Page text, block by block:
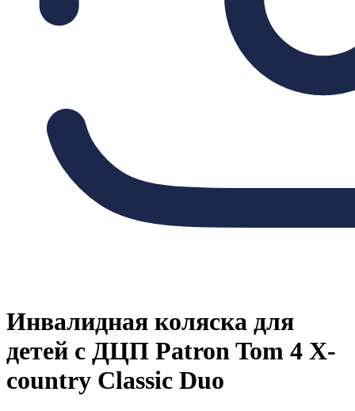
Инвалидная коляска для
детей с ДЦП Patron Tom 4 X-
country Classic Duo